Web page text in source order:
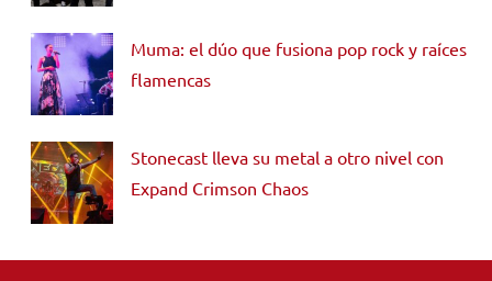
Muma: el dúo que fusiona pop rock y raíces
flamencas
Stonecast lleva su metal a otro nivel con
Expand Crimson Chaos